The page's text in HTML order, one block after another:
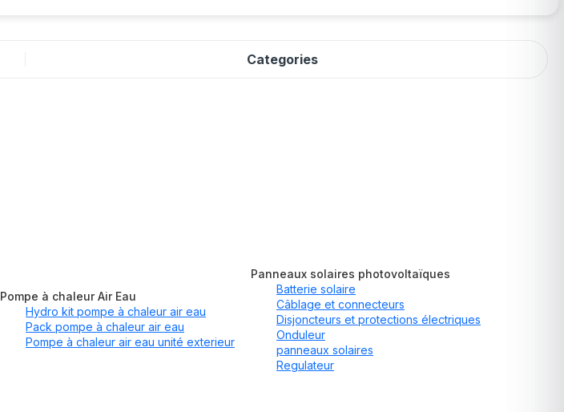
Categories
Pompe à chaleur Air Eau
Hydro kit pompe à chaleur air eau
Pack pompe à chaleur air eau
Pompe à chaleur air eau unité exterieur
Panneaux solaires photovoltaïques
Batterie solaire
Câblage et connecteurs
Disjoncteurs et protections électriques
Onduleur
panneaux solaires
Regulateur